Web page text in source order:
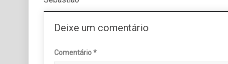
Deixe um comentário
Comentário*